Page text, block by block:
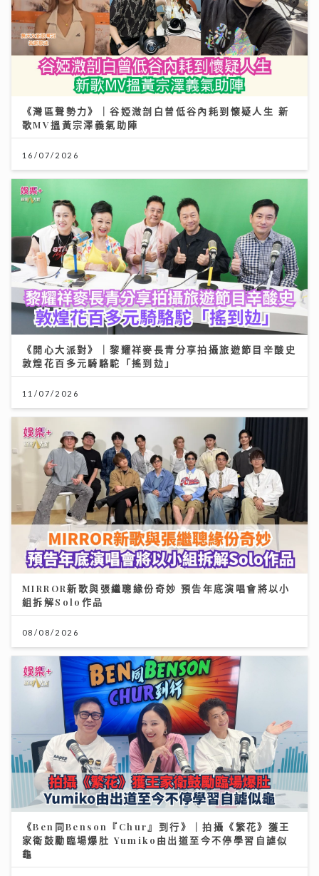
《灣區聲勢力》｜谷婭溦剖白曾低谷內耗到懷疑人生 新
歌MV搵黃宗澤義氣助陣
16/07/2026
《開心大派對》｜黎耀祥麥長青分享拍攝旅遊節目辛酸史
敦煌花百多元騎駱駝「搖到攰」
11/07/2026
MIRROR新歌與張繼聰緣份奇妙 預告年底演唱會將以小
組拆解Solo作品
08/08/2026
《Ben同Benson『Chur』到行》｜拍攝《繁花》獲王
家衛鼓勵臨場爆肚 Yumiko由出道至今不停學習自謔似
龜